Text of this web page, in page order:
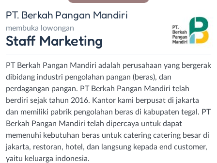
PT. Berkah Pangan Mandiri
membuka lowongan
Staff Marketing
PT Berkah Pangan Mandiri adalah perusahaan yang bergerak
dibidang industri pengolahan pangan (beras), dan
perdagangan pangan. PT Berkah Pangan Mandiri telah
berdiri sejak tahun 2016. Kantor kami berpusat di jakarta
dan memiliki pabrik pengolahan beras di kabupaten tegal. PT
Berkah Pangan Mandiri telah dipercaya untuk dapat
memenuhi kebutuhan beras untuk catering catering besar di
jakarta, restoran, hotel, dan langsung kepada end customer,
yaitu keluarga indonesia.